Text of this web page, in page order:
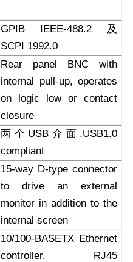
GPIB IEEE-488.2 及
SCPI 1992.0
Rear panel BNC with
internal pull-up, operates
on logic low or contact
closure
两个USB介面,USB1.0
compliant
15-way D-type connector
to drive an external
monitor in addition to the
internal screen
10/100-BASETX Ethernet
controller. RJ45